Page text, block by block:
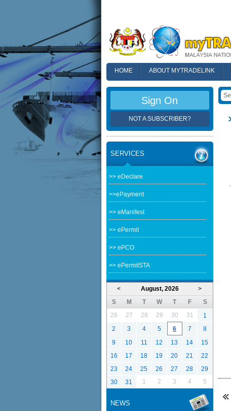
HOME ABOUT MYTRADELINK
Sign On
NOT A SUBSCRIBER?
SERVICES
>> eDeclare
>>ePayment
>> eManifest
>> ePermit
>> ePCO
>> ePermitSTA
< >
August, 2026
S
M T W T F
S
26
27 28 29 30 31
1
2
3 4 5 6 7
8
9
10 11 12 13 14
15
16
17 18 19 20 21
22
23
24 25 26 27 28
29
30
31 1 2 3 4 5
NEWS